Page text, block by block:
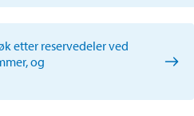
etter reservedeler ved
og